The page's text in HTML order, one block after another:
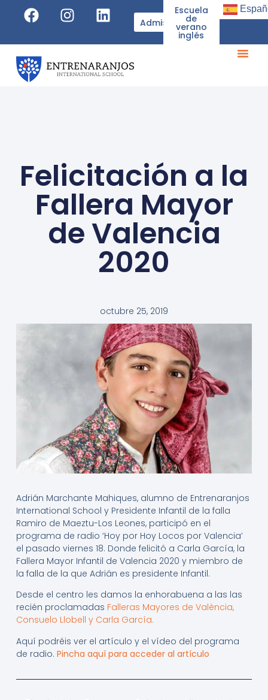
Admisiones
Escuela
de
verano
inglés
Felicitación a la
Fallera Mayor
de Valencia
2020
octubre 25, 2019
Adrián Marchante Mahiques, alumno de Entrenaranjos
International School y Presidente Infantil de la falla
Ramiro de Maeztu-Los Leones, participó en el
programa de radio ‘Hoy por Hoy Locos por Valencia’
el pasado viernes 18. Donde felicitó a Carla García, la
Fallera Mayor Infantil de Valencia 2020 y miembro de
la falla de la que Adrián es presidente Infantil.
Desde el centro les damos la enhorabuena a las las
recién proclamadas Falleras Mayores de València,
Consuelo Llobell y Carla García.
Aquí podréis ver el artículo y el vídeo del programa
de radio. Pincha aquí para acceder al artículo